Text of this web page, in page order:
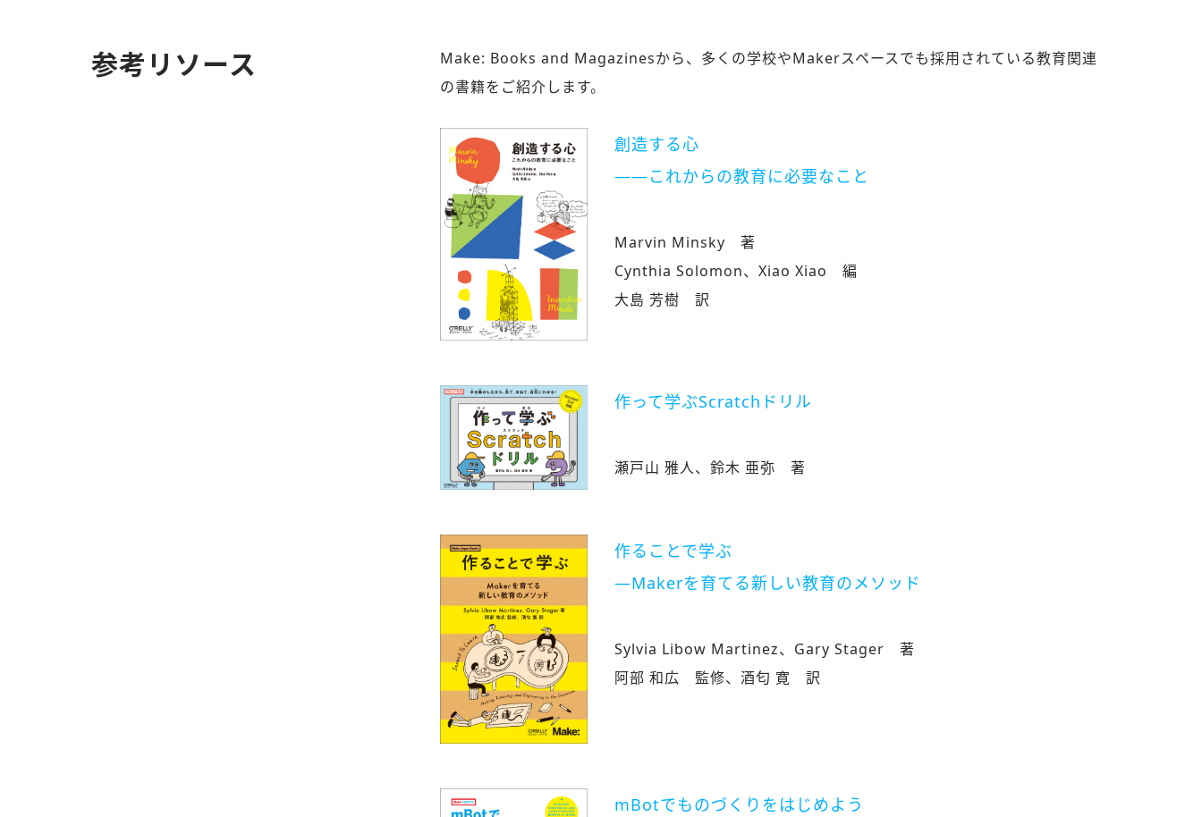
参考リソース
Make: Books and Magazinesから、多くの学校やMakerスペースでも採用されている教育関連
の書籍をご紹介します。
創造する心
――これからの教育に必要なこと
Marvin Minsky 著
Cynthia Solomon、Xiao Xiao 編
大島 芳樹 訳
作って学ぶScratchドリル
瀬戸山 雅人、鈴木 亜弥 著
作ることで学ぶ
―Makerを育てる新しい教育のメソッド
Sylvia Libow Martinez、Gary Stager 著
阿部 和広 監修、酒匂 寛 訳
mBotでものづくりをはじめよう